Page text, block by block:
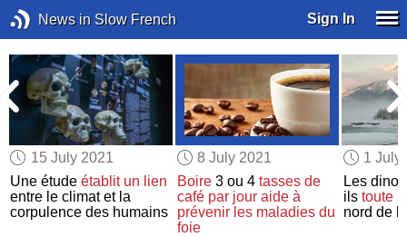
News in Slow French Sign In
15 July 2021
Une étudeétablit un lien
entre le climat et la
corpulence des humains
8 July 2021
Boire3 ou 4 tasses de
café par jour aide à
prévenir les maladies du
foie
1 July
Les
ils toute
nord de